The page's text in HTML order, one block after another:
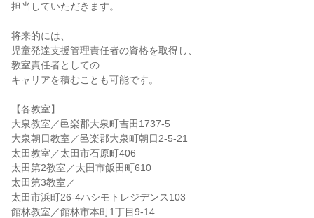
担当していただきます。
将来的には、
児童発達支援管理責任者の資格を取得し、
教室責任者としての
キャリアを積むことも可能です。
【各教室】
大泉教室／邑楽郡大泉町吉田1737-5
大泉朝日教室／邑楽郡大泉町朝日2-5-21
太田教室／太田市石原町406
太田第2教室／太田市飯田町610
太田第3教室／
太田市浜町26-4ハシモトレジデンス103
館林教室／館林市本町1丁目9-14